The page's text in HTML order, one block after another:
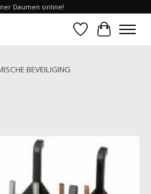
Daumen online!
Verlanglijst
BEVEILIGING